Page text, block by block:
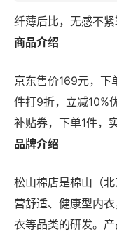
纤薄后比，无感不紧
商品介绍
京东售价169元，下
件打9折，立减10%
补贴券，下单1件，
品牌介绍
松山棉店是棉山（
营舒适、健康型内
衣等品类的研发。